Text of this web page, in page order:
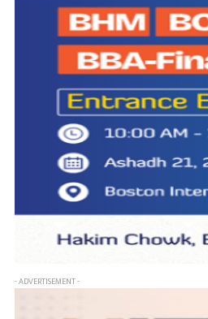
- ADVERTISEMENT -